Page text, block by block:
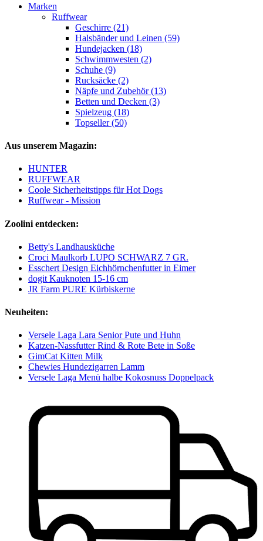
Marken
Ruffwear
Geschirre (21)
Halsbänder und Leinen (59)
Hundejacken (18)
Schwimmwesten (2)
Schuhe (9)
Rucksäcke (2)
Näpfe und Zubehör (13)
Betten und Decken (3)
Spielzeug (18)
Topseller (50)
Aus unserem Magazin:
HUNTER
RUFFWEAR
Coole Sicherheitstipps für Hot Dogs
Ruffwear - Mission
Zoolini entdecken:
Betty's Landhausküche
Croci Maulkorb LUPO SCHWARZ 7 GR.
Esschert Design Eichhörnchenfutter in Eimer
dogit Kauknoten 15-16 cm
JR Farm PURE Kürbiskerne
Neuheiten:
Versele Laga Lara Senior Pute und Huhn
Katzen-Nassfutter Rind & Rote Bete in Soße
GimCat Kitten Milk
Chewies Hundezigarren Lamm
Versele Laga Menü halbe Kokosnuss Doppelpack